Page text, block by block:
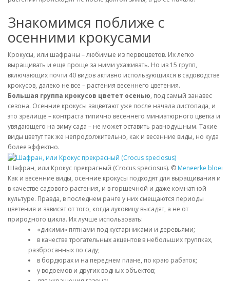
Знакомимся поближе с
осенними крокусами
Крокусы, или шафраны – любимые из первоцветов. Их легко
выращивать и еще проще за ними ухаживать. Но из 15 групп,
включающих почти 40 видов активно использующихся в садоводстве
крокусов, далеко не все – растения весеннего цветения.
Большая группа крокусов цветет осенью, под самый занавес
сезона. Осенние крокусы зацветают уже после начала листопада, и
это зрелище – контраста типично весеннего миниатюрного цветка и
увядающего на зиму сада – не может оставить равнодушным. Такие
виды цветут так же непродолжительно, как и весенние виды, но куда
более эффектно.
Шафран, или Крокус прекрасный (Crocus speciosus). © Meneerke bloem
Как и весенние виды, осенние крокусы подходят для выращивания и
в качестве садового растения, и в горшечной и даже комнатной
культуре. Правда, в последнем ранге у них смещаются периоды
цветения и зависят от того, когда луковицу высадят, а не от
природного цикла. Их лучше использовать:
«дикими» пятнами под кустарниками и деревьями;
в качестве трогательных акцентов в небольших группках,
разбросанных по саду;
в бордюрах и на переднем плане, по краю рабаток;
у водоемов и других водных объектов;